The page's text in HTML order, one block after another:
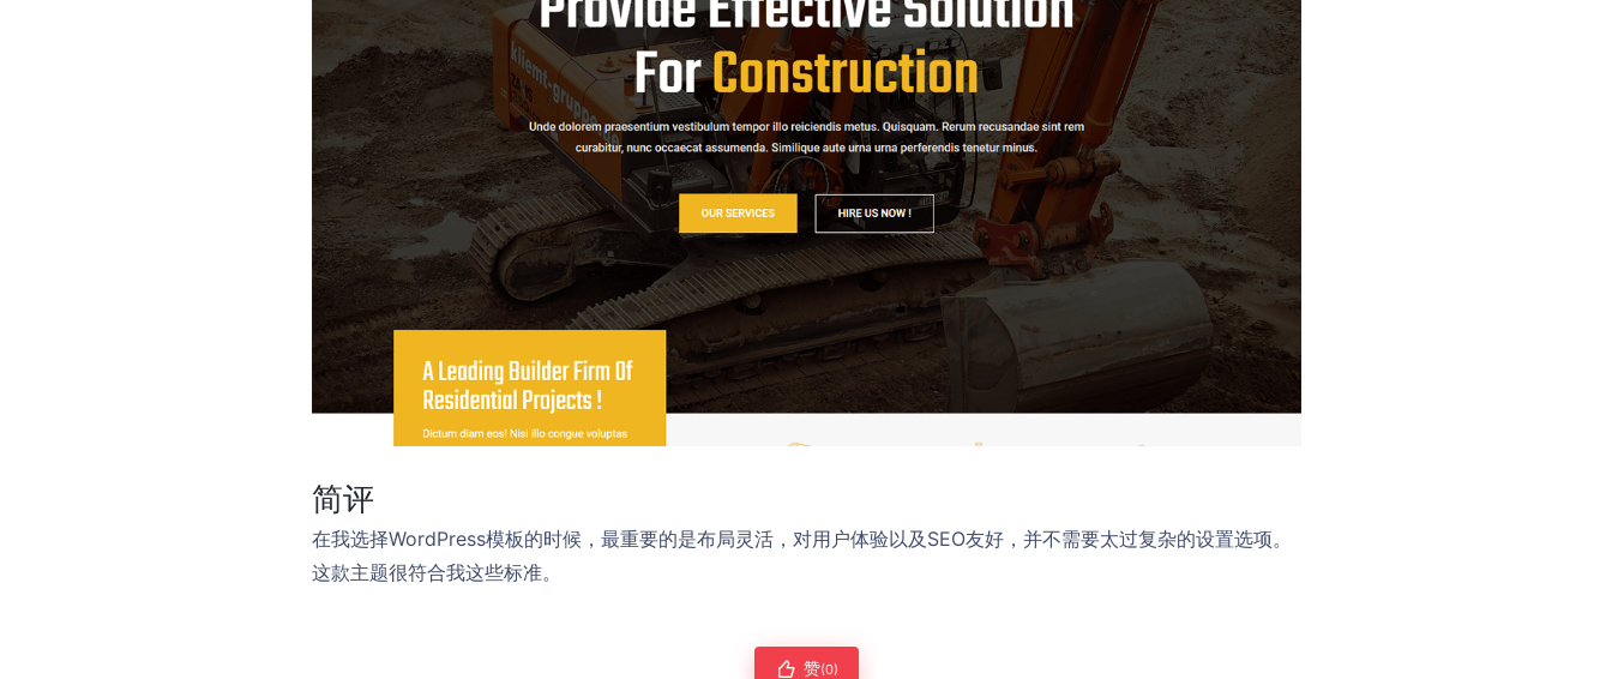
简评
在我选择WordPress模板的时候，最重要的是布局灵活，对用户体验以及SEO友好，并不需要太过复杂的设置选项。
这款主题很符合我这些标准。
赞(0)